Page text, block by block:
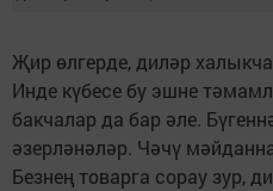
Җир өлгерде, диләр
Инде күбесе бу эшне
бакчалар да бар әле.
әзерләнәләр. Чәчү
Безнең товарга сорау зур,